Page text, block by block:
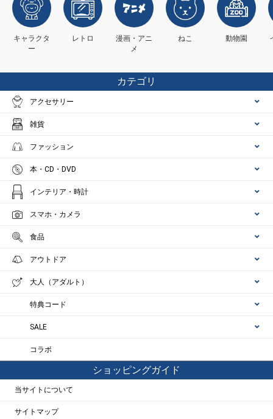
キャラクタ
ー
レトロ
漫画・アニ
メ
ねこ 動物園
カテゴリ
アクセサリー
雑貨
ファッション
本・CD・DVD
インテリア・時計
スマホ・カメラ
食品
アウトドア
大人（アダルト）
特典コード
SALE
コラボ
ショッピングガイド
当サイトについて
サイトマップ